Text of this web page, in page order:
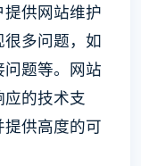
供网站维护
多问题，如
题等。网站
的技术支
供高度的可